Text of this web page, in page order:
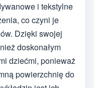
i tekstylne
co czyni je
Dzięki swojej
doskonałym
dziećmi, ponieważ
powierzchnię do